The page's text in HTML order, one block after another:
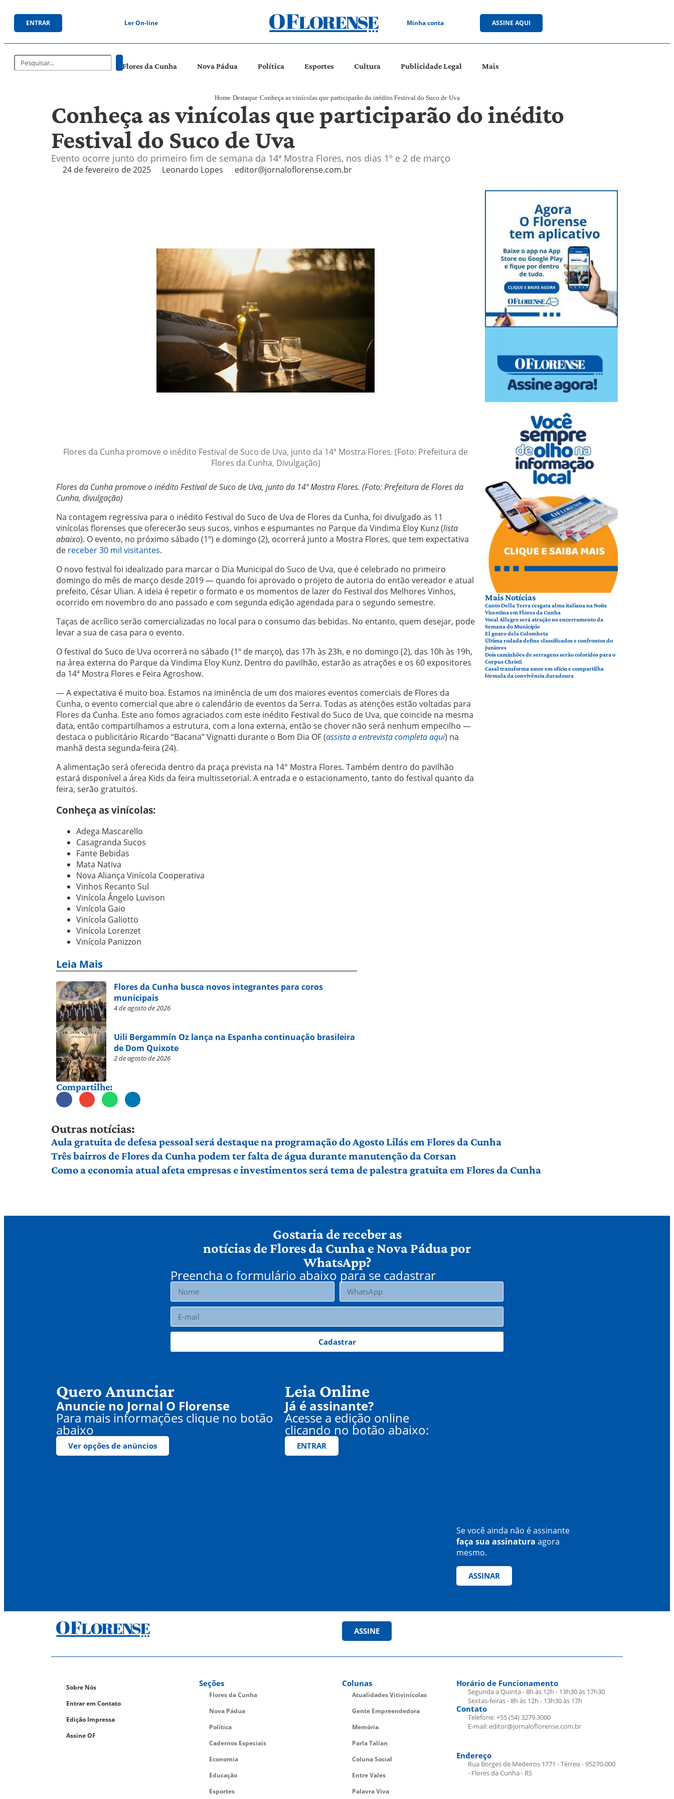
ENTRAR Ler On-line Minha conta ASSINE AQUI
Flores da Cunha Nova Pádua Política Esportes Cultura Publicidade Legal Mais
Home Destaque Conheça as vinícolas que participarão do inédito Festival do Suco de Uva
Conheça as vinícolas que participarão do inédito
Festival do Suco de Uva
Evento ocorre junto do primeiro fim de semana da 14ª Mostra Flores, nos dias 1º e 2 de março
24 de fevereiro de 2025 Leonardo Lopes editor@jornaloflorense.com.br
Flores da Cunha promove o inédito Festival de Suco de Uva, junto da 14ª Mostra Flores. (Foto: Prefeitura de
Flores da Cunha, Divulgação)
Flores da Cunha promove o inédito Festival de Suco de Uva, junto da 14ª Mostra Flores. (Foto: Prefeitura de Flores da
Cunha, divulgação)
Na contagem regressiva para o inédito Festival do Suco de Uva de Flores da Cunha, foi divulgado as 11
vinícolas florenses que oferecerão seus sucos, vinhos e espumantes no Parque da Vindima Eloy Kunz (lista
abaixo). O evento, no próximo sábado (1º) e domingo (2), ocorrerá junto a Mostra Flores, que tem expectativa
de receber 30 mil visitantes.
O novo festival foi idealizado para marcar o Dia Municipal do Suco de Uva, que é celebrado no primeiro
domingo do mês de março desde 2019 — quando foi aprovado o projeto de autoria do então vereador e atual
prefeito, César Ulian. A ideia é repetir o formato e os momentos de lazer do Festival dos Melhores Vinhos,
ocorrido em novembro do ano passado e com segunda edição agendada para o segundo semestre.
Taças de acrílico serão comercializadas no local para o consumo das bebidas. No entanto, quem desejar, pode
levar a sua de casa para o evento.
O festival do Suco de Uva ocorrerá no sábado (1º de março), das 17h às 23h, e no domingo (2), das 10h às 19h,
na área externa do Parque da Vindima Eloy Kunz. Dentro do pavilhão, estarão as atrações e os 60 expositores
da 14ª Mostra Flores e Feira Agroshow.
— A expectativa é muito boa. Estamos na iminência de um dos maiores eventos comerciais de Flores da
Cunha, o evento comercial que abre o calendário de eventos da Serra. Todas as atenções estão voltadas para
Flores da Cunha. Este ano fomos agraciados com este inédito Festival do Suco de Uva, que coincide na mesma
data, então compartilhamos a estrutura, com a lona externa, então se chover não será nenhum empecilho —
destaca o publicitário Ricardo “Bacana” Vignatti durante o Bom Dia OF (assista a entrevista completa aqui) na
manhã desta segunda-feira (24).
A alimentação será oferecida dentro da praça prevista na 14° Mostra Flores. Também dentro do pavilhão
estará disponível a área Kids da feira multissetorial. A entrada e o estacionamento, tanto do festival quanto da
feira, serão gratuitos.
Conheça as vinícolas:
Adega Mascarello
⁠Casagranda Sucos
Fante Bebidas
Mata Nativa
Nova Aliança Vinícola Cooperativa
Vinhos Recanto Sul
Vinícola Ângelo Luvison
Vinícola Gaio
Vinícola Galiotto
⁠Vinícola Lorenzet
Vinícola Panizzon
Leia Mais
Flores da Cunha busca novos integrantes para coros
municipais
4 de agosto de 2026
Uili Bergammín Oz lança na Espanha continuação brasileira
de Dom Quixote
2 de agosto de 2026
Compartilhe:
Mais Notícias
Canto Della Terra resgata alma italiana na Noite
Vicentina em Flores da Cunha
Vocal Allegro será atração no encerramento da
Semana do Município
El gnaro dela Colombeta
Última rodada define classificados e confrontos do
Juniores
Dois caminhões de serragens serão coloridos para o
Corpus Christi
Casal transforma amor em ofício e compartilha
fórmula da convivência duradoura
Outras notícias:
Aula gratuita de defesa pessoal será destaque na programação do Agosto Lilás em Flores da Cunha
Três bairros de Flores da Cunha podem ter falta de água durante manutenção da Corsan
Como a economia atual afeta empresas e investimentos será tema de palestra gratuita em Flores da Cunha
Gostaria de receber as
notícias de Flores da Cunha e Nova Pádua por
WhatsApp?
Preencha o formulário abaixo para se cadastrar
Cadastrar
Quero Anunciar
Anuncie no Jornal O Florense
Para mais informações clique no botão
abaixo
Ver opções de anúncios
Leia Online
Já é assinante?
Acesse a edição online
clicando no botão abaixo:
ENTRAR
Se você ainda não é assinante
faça sua assinatura agora
mesmo.
ASSINAR
ASSINE
Sobre Nós
Entrar em Contato
Edição Impressa
Assine OF
Seções
Flores da Cunha
Nova Pádua
Política
Cadernos Especiais
Economia
Educação
Esportes
Colunas
Atualidades Vitivinícolas
Gente Empreendedora
Memória
Parla Talian
Coluna Social
Entre Vales
Palavra Viva
Horário de Funcionamento
Segunda a Quinta - 8h às 12h - 13h30 às 17h30
Sextas-feiras - 8h às 12h - 13h30 às 17h
Contato
Telefone: +55 (54) 3279.3000
E-mail: editor@jornaloflorense.com.br
Endereço
Rua Borges de Medeiros 1771 - Térreo - 95270-000
- Flores da Cunha - RS